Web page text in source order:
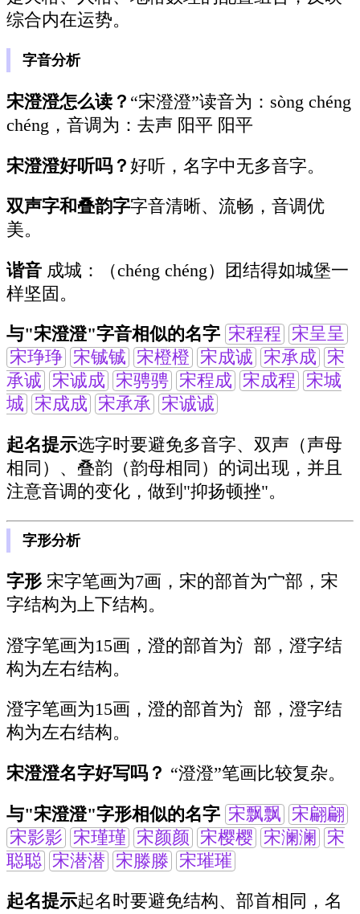
综合内在运势。
字音分析
宋澄澄怎么读？ “宋澄澄”读音为：sòng chéng
chéng，音调为：去声 阳平 阳平
宋澄澄好听吗？ 好听，名字中无多音字。
双声字和叠韵字字音清晰、流畅，音调优
美。
谐音 成城：（chéng chéng）团结得如城堡一
样坚固。
与"宋澄澄"字音相似的名字 宋程程 宋呈呈
宋琤琤 宋铖铖 宋橙橙 宋成诚 宋承成 宋
承诚 宋诚成 宋骋骋 宋程成 宋成程 宋城
城 宋成成 宋承承 宋诚诚
起名提示选字时要避免多音字、双声（声母
相同）、叠韵（韵母相同）的词出现，并且
注意音调的变化，做到"抑扬顿挫"。
字形分析
字形 宋字笔画为7画，宋的部首为宀部，宋
字结构为上下结构。
澄字笔画为15画，澄的部首为氵部，澄字结
构为左右结构。
澄字笔画为15画，澄的部首为氵部，澄字结
构为左右结构。
宋澄澄名字好写吗？ “澄澄”笔画比较复杂。
与"宋澄澄"字形相似的名字 宋飘飘
宋翩翩
宋影影
宋瑾瑾 宋颜颜 宋樱樱 宋澜澜
宋
聪聪 宋潜潜 宋滕滕 宋璀璀
起名提示起名时要避免结构、部首相同，名